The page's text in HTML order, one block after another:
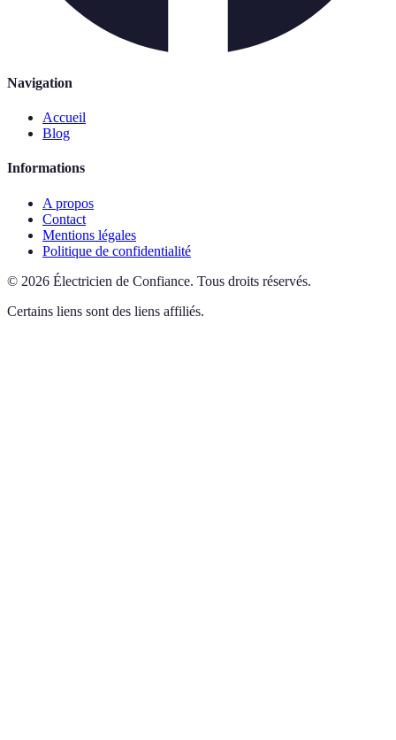
Navigation
Accueil
Blog
Informations
A propos
Contact
Mentions légales
Politique de confidentialité
© 2026 Électricien de Confiance. Tous droits réservés.
Certains liens sont des liens affiliés.